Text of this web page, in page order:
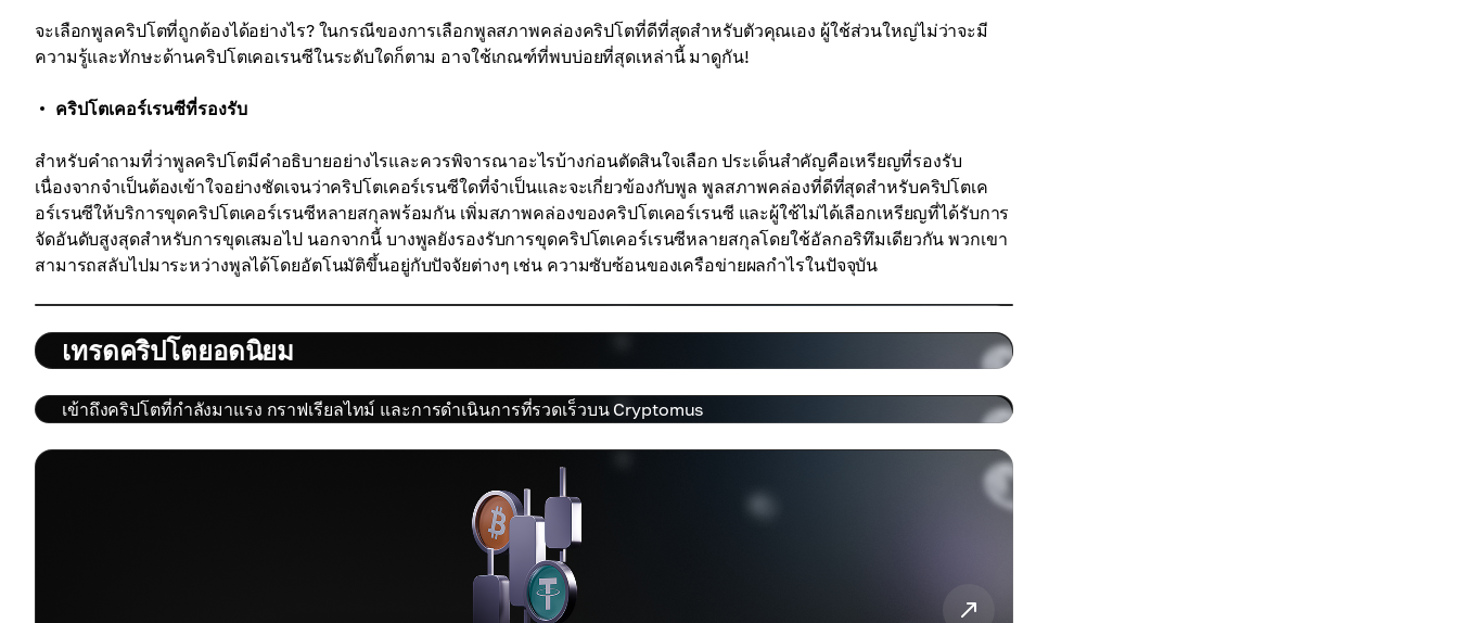
จะเลือกพูลคริปโตที่ถูกต้องได้อย่างไร? ในกรณีของการเลือกพูลสภาพคล่องคริปโตที่ดีที่สุดสำหรับตัวคุณเอง ผู้ใช้ส่วนใหญ่ไม่ว่าจะมี
ความรู้และทักษะด้านคริปโตเคอเรนซีในระดับใดก็ตาม อาจใช้เกณฑ์ที่พบบ่อยที่สุดเหล่านี้ มาดูกัน!
คริปโตเคอร์เรนซีที่รองรับ
สำหรับคำถามที่ว่าพูลคริปโตมีคำอธิบายอย่างไรและควรพิจารณาอะไรบ้างก่อนตัดสินใจเลือก ประเด็นสำคัญคือเหรียญที่รองรับ
เนื่องจากจำเป็นต้องเข้าใจอย่างชัดเจนว่าคริปโตเคอร์เรนซีใดที่จำเป็นและจะเกี่ยวข้องกับพูล พูลสภาพคล่องที่ดีที่สุดสำหรับคริปโตเค
อร์เรนซีให้บริการขุดคริปโตเคอร์เรนซีหลายสกุลพร้อมกัน เพิ่มสภาพคล่องของคริปโตเคอร์เรนซี และผู้ใช้ไม่ได้เลือกเหรียญที่ได้รับการ
จัดอันดับสูงสุดสำหรับการขุดเสมอไป นอกจากนี้ บางพูลยังรองรับการขุดคริปโตเคอร์เรนซีหลายสกุลโดยใช้อัลกอริทึมเดียวกัน พวกเขา
สามารถสลับไปมาระหว่างพูลได้โดยอัตโนมัติขึ้นอยู่กับปัจจัยต่างๆ เช่น ความซับซ้อนของเครือข่ายผลกำไรในปัจจุบัน
เทรดคริปโตยอดนิยม
เข้าถึงคริปโตที่กำลังมาแรง กราฟเรียลไทม์ และการดำเนินการที่รวดเร็วบน Cryptomus